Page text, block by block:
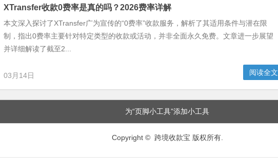
XTransfer收款0费率是真的吗？2026费率详解
本文深入探讨了XTransfer广为宣传的“0费率”收款服务，解析了其适用条件与潜在限
制，指出0费率主要针对特定类型的收款或活动，并非全面永久免费。文章进一步展望
并详细解读了截至2...
03月14日 阅读全文
为“页脚小工具”添加小工具
Copyright © 跨境收款宝 版权所有.